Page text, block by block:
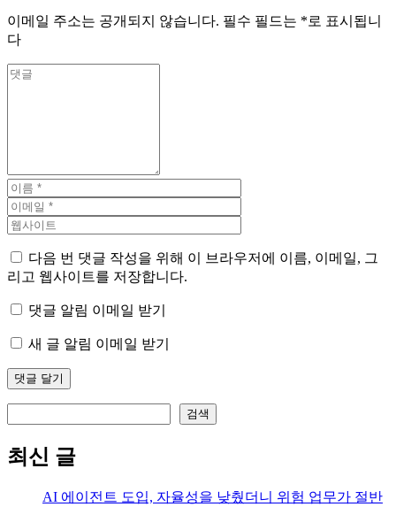
이메일 주소는 공개되지 않습니다. 필수 필드는 *로 표시됩니
다
다음 번 댓글 작성을 위해 이 브라우저에 이름, 이메일, 그
리고 웹사이트를 저장합니다.
댓글 알림 이메일 받기
새 글 알림 이메일 받기
검색
최신 글
AI 에이전트 도입, 자율성을 낮췄더니 위험 업무가 절반